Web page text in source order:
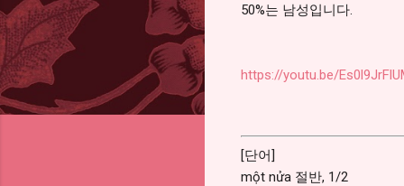
50%는 남성입니다.
https://youtu.be/
[단어]
một nửa 절반, 1/2